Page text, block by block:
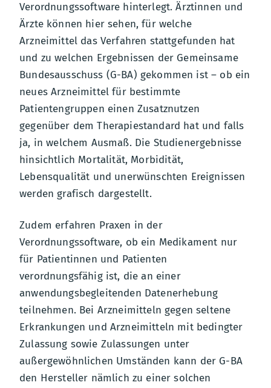
Verordnungssoftware hinterlegt. Ärztinnen und
Ärzte können hier sehen, für welche
Arzneimittel das Verfahren stattgefunden hat
und zu welchen Ergebnissen der Gemeinsame
Bundesausschuss (G-BA) gekommen ist – ob ein
neues Arzneimittel für bestimmte
Patientengruppen einen Zusatznutzen
gegenüber dem Therapiestandard hat und falls
ja, in welchem Ausmaß. Die Studienergebnisse
hinsichtlich Mortalität, Morbidität,
Lebensqualität und unerwünschten Ereignissen
werden grafisch dargestellt.
Zudem erfahren Praxen in der
Verordnungssoftware, ob ein Medikament nur
für Patientinnen und Patienten
verordnungsfähig ist, die an einer
anwendungsbegleitenden Datenerhebung
teilnehmen. Bei Arzneimitteln gegen seltene
Erkrankungen und Arzneimitteln mit bedingter
Zulassung sowie Zulassungen unter
außergewöhnlichen Umständen kann der G-BA
den Hersteller nämlich zu einer solchen